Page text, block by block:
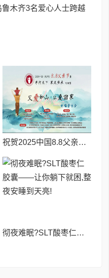
木齐3名爱心人士跨越
祝贺2025中国8.8父亲节“孝行天下家风传承”论坛暨祈福音乐会圆满成功
彻夜难眠?SLT酸枣仁胶囊——让你躺下就困,整夜安睡到天亮!